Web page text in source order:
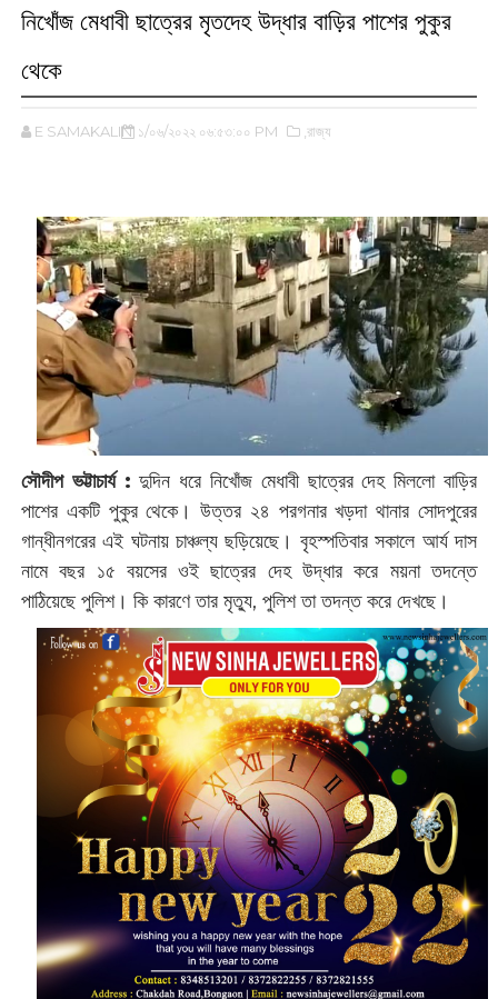
নিখোঁজ ‌মেধাবী ছাত্রের মৃতদেহ উদ্ধার বাড়ির পাশের পুকুর
থেকে
E SAMAKALIN ১/০৬/২০২২ ০৬:৫৩:০০ PM ,রাজ্য
সৌদীপ ভট্টাচার্য : দুদিন ধরে নিখোঁজ মেধাবী ছাত্রের দেহ মিললো বাড়ির
পাশের একটি পুকুর থেকে। উত্তর ২৪ পরগনার খড়দা থানার সোদপুরের
গান্ধীনগরের এই ঘটনায় চাঞ্চল্য ছড়িয়েছে। বৃহস্পতিবার সকালে আর্য দাস
নামে বছর ১৫ বয়সের ওই ছাত্রের দেহ উদ্ধার করে ময়না তদন্তে
পাঠিয়েছে পুলিশ। কি কারণে তার মৃত্যু, পুলিশ তা তদন্ত করে দেখছে।